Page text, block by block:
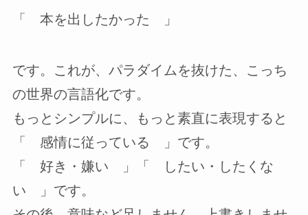
「 本を出したかった 」
です。これが、パラダイムを抜けた、こっち
の世界の言語化です。
もっとシンプルに、もっと素直に表現すると
「 感情に従っている 」です。
「 好き・嫌い 」「 したい・したくな
い 」です。